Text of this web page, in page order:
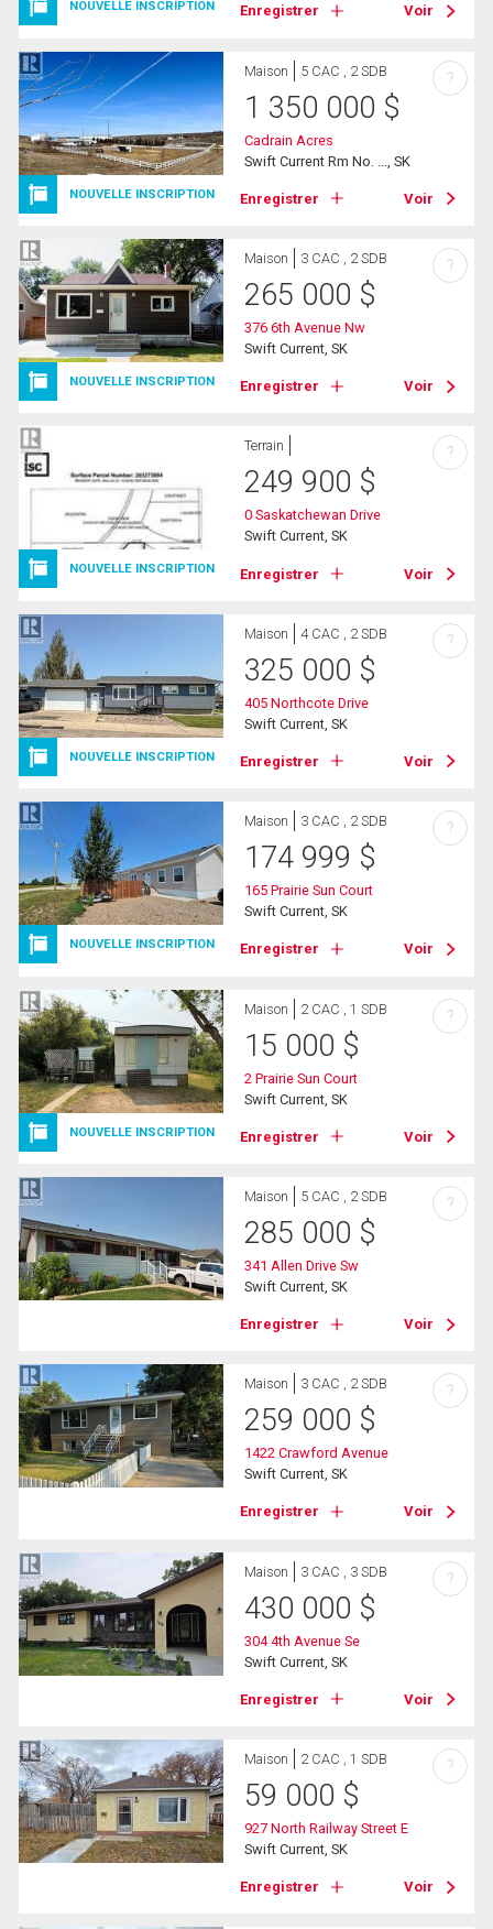
NOUVELLE INSCRIPTION Enregistrer Voir
NOUVELLE INSCRIPTION
Maison 5 CAC , 2 SDB
1 350 000 $
Cadrain Acres
Swift Current Rm No. ..., SK
Enregistrer Voir
?
NOUVELLE INSCRIPTION
Maison 3 CAC , 2 SDB
265 000 $
376 6th Avenue Nw
Swift Current, SK
Enregistrer Voir
?
NOUVELLE INSCRIPTION
Terrain
249 900 $
0 Saskatchewan Drive
Swift Current, SK
Enregistrer Voir
?
NOUVELLE INSCRIPTION
Maison 4 CAC , 2 SDB
325 000 $
405 Northcote Drive
Swift Current, SK
Enregistrer Voir
?
NOUVELLE INSCRIPTION
Maison 3 CAC , 2 SDB
174 999 $
165 Prairie Sun Court
Swift Current, SK
Enregistrer Voir
?
NOUVELLE INSCRIPTION
Maison 2 CAC , 1 SDB
15 000 $
2 Prairie Sun Court
Swift Current, SK
Enregistrer Voir
?
Maison 5 CAC , 2 SDB
285 000 $
341 Allen Drive Sw
Swift Current, SK
Enregistrer Voir
?
Maison 3 CAC , 2 SDB
259 000 $
1422 Crawford Avenue
Swift Current, SK
Enregistrer Voir
?
Maison 3 CAC , 3 SDB
430 000 $
304 4th Avenue Se
Swift Current, SK
Enregistrer Voir
?
Maison 2 CAC , 1 SDB
59 000 $
927 North Railway Street E
Swift Current, SK
Enregistrer Voir
?